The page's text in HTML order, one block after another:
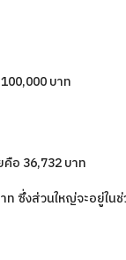
100,000 บาท
อ 36,732 บาท
ซึ่งส่วนใหญ่จะอยู่ในช่